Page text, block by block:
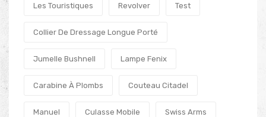
Les Touristiques Revolver Test
Collier De Dressage Longue Porté
Jumelle Bushnell Lampe Fenix
Carabine À Plombs Couteau Citadel
Manuel Culasse Mobile Swiss Arms